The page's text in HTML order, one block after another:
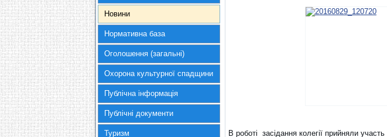
Новини
Нормативна база
Оголошення (загальні)
Охорона культурної спадщини
Публічна інформація
Публічні документи
Туризм
В роботі засідання колегії прийняли